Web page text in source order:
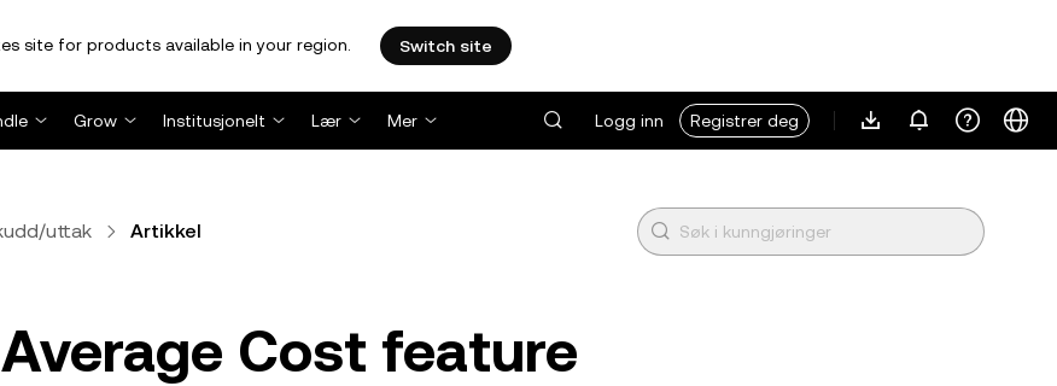
site for products available in your region. Switch site
Grow Institusjonelt Lær Mer Logg inn Registrer deg
uttak Artikkel
Cost feature